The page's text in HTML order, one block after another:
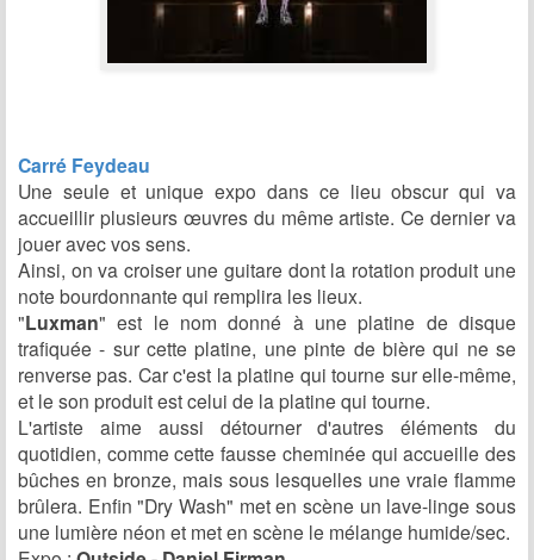
Carré Feydeau
Une seule et unique expo dans ce lieu obscur qui va
accueillir plusieurs œuvres du même artiste. Ce dernier va
jouer avec vos sens.
Ainsi, on va croiser une guitare dont la rotation produit une
note bourdonnante qui remplira les lieux.
"Luxman" est le nom donné à une platine de disque
trafiquée - sur cette platine, une pinte de bière qui ne se
renverse pas. Car c'est la platine qui tourne sur elle-même,
et le son produit est celui de la platine qui tourne.
L'artiste aime aussi détourner d'autres éléments du
quotidien, comme cette fausse cheminée qui accueille des
bûches en bronze, mais sous lesquelles une vraie flamme
brûlera. Enfin "Dry Wash" met en scène un lave-linge sous
une lumière néon et met en scène le mélange humide/sec.